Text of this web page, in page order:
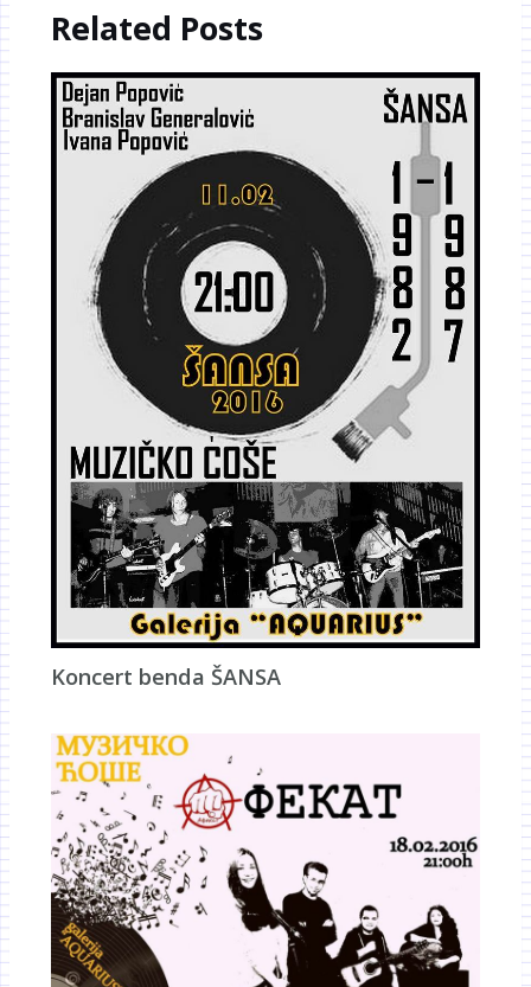
Related Posts
Koncert benda ŠANSA